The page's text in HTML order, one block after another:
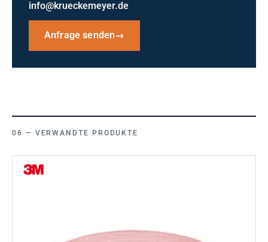
info@krueckemeyer.de
Anfrage senden→
VERWANDTE PRODUKTE